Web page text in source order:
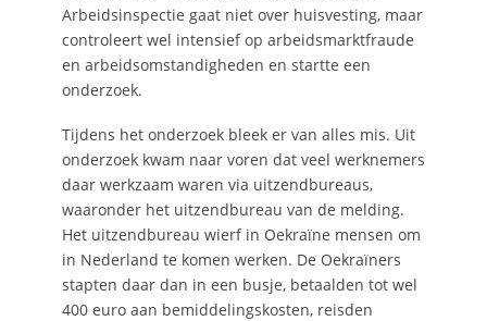
Arbeidsinspectie gaat niet over huisvesting, maar
controleert wel intensief op arbeidsmarktfraude
en arbeidsomstandigheden en startte een
onderzoek.
Tijdens het onderzoek bleek er van alles mis. Uit
onderzoek kwam naar voren dat veel werknemers
daar werkzaam waren via uitzendbureaus,
waaronder het uitzendbureau van de melding.
Het uitzendbureau wierf in Oekraïne mensen om
in Nederland te komen werken. De Oekraïners
stapten daar dan in een busje, betaalden tot wel
400 euro aan bemiddelingskosten, reisden